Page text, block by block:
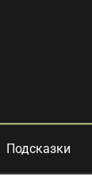
Подсказки